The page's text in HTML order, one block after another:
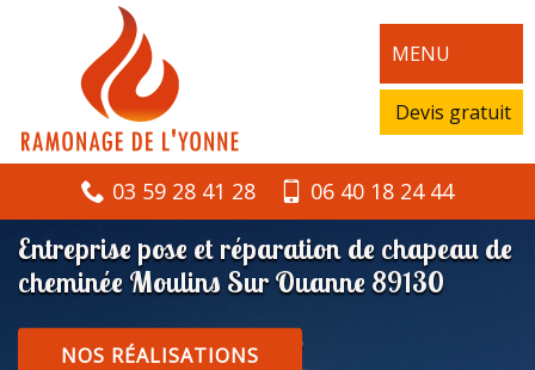
MENU
Devis gratuit
03 59 28 41 28 06 40 18 24 44
Entreprise pose et réparation de chapeau de
cheminée Moulins Sur Ouanne 89130
NOS RÉALISATIONS